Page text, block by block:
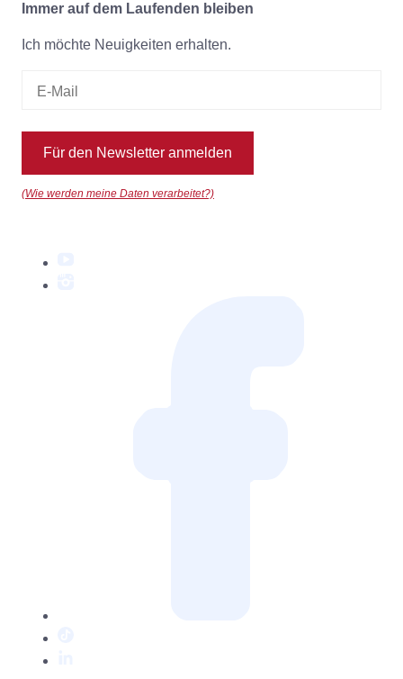
Immer auf dem Laufenden bleiben
Ich möchte Neuigkeiten erhalten.
Für den Newsletter anmelden
(Wie werden meine Daten verarbeitet?)